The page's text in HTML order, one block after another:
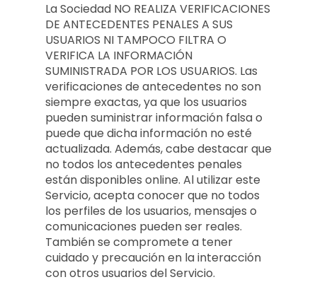
La Sociedad NO REALIZA VERIFICACIONES
DE ANTECEDENTES PENALES A SUS
USUARIOS NI TAMPOCO FILTRA O
VERIFICA LA INFORMACIÓN
SUMINISTRADA POR LOS USUARIOS. Las
verificaciones de antecedentes no son
siempre exactas, ya que los usuarios
pueden suministrar información falsa o
puede que dicha información no esté
actualizada. Además, cabe destacar que
no todos los antecedentes penales
están disponibles online. Al utilizar este
Servicio, acepta conocer que no todos
los perfiles de los usuarios, mensajes o
comunicaciones pueden ser reales.
También se compromete a tener
cuidado y precaución en la interacción
con otros usuarios del Servicio.